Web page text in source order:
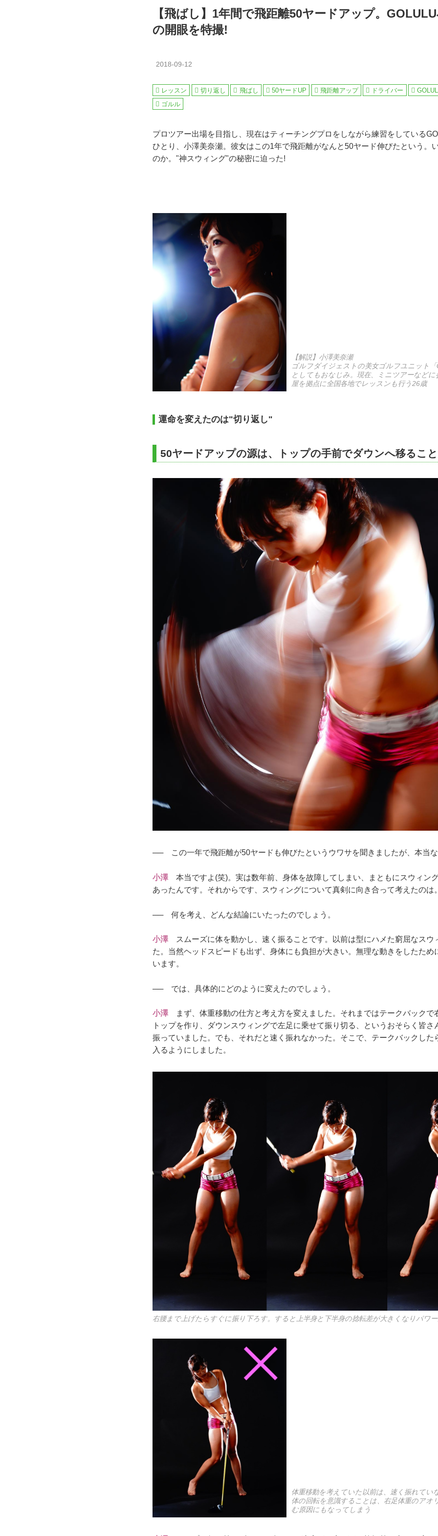
【飛ばし】1年間で飛距離50ヤードアップ。
の開眼を特撮!
2018-09-12
レッスン 切り返し 飛ばし 50ヤードUP 飛距離アップ ドライバー
ゴルル
プロツアー出場を目指し、現在はティーチングプロをしながら練習をしている
ひとり、小澤美奈瀬。彼女はこの1年で飛距離がなんと50ヤード伸びたという。
のか。"神スウィング"の秘密に迫った!
【解説】小澤美奈瀬
ゴルフダイジェストの美女ゴルフユニット
としてもおなじみ。現在、ミニツアーなどに
屋を拠点に全国各地でレッスンも行う26歳
運命を変えたのは"切り返し"
50ヤードアップの源は、トップの手前でダウンへ移るこ
── この一年で飛距離が50ヤードも伸びたというウワサを聞きましたが、本
小澤 本当ですよ(笑)。実は数年前、身体を故障してしまい、まともにスウィン
あったんです。それからです、スウィングについて真剣に向き合って考えたのは
── 何を考え、どんな結論にいたったのでしょう。
小澤 スムーズに体を動かし、速く振ることです。以前は型にハメた窮屈なスウ
た。当然ヘッドスピードも出ず、身体にも負担が大きい。無理な動きをしたため
います。
── では、具体的にどのように変えたのでしょう。
小澤 まず、体重移動の仕方と考え方を変えました。それまではテークバックで
トップを作り、ダウンスウィングで左足に乗せて振り切る、というおそらく皆さ
振っていました。でも、それだと速く振れなかった。そこで、テークバックした
入るようにしました。
右腰まで上げたらすぐに振り下ろす。すると上半身と下半身の捻転差が大きくなりパワ
体重移動を考えていた以前は、速く振れてい
体の回転を意識することは、右足体重のアオ
む原因にもなってしまう